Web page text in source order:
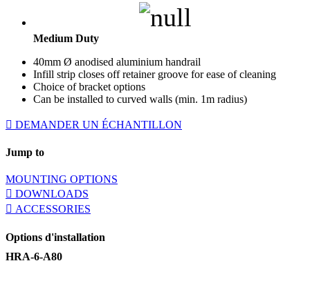
Medium Duty
40mm Ø anodised aluminium handrail
Infill strip closes off retainer groove for ease of cleaning
Choice of bracket options
Can be installed to curved walls (min. 1m radius)
DEMANDER UN ÉCHANTILLON
Jump to
MOUNTING OPTIONS
DOWNLOADS
ACCESSORIES
Options d'installation
HRA-6-A80